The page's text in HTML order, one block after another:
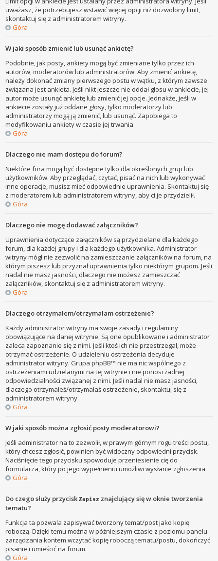
uważasz, że potrzebujesz wstawić więcej opcji niż dozwolony limit,
skontaktuj się z administratorem witryny.
Góra
W jaki sposób zmienić lub usunąć ankietę?
Podobnie, jak posty, ankiety mogą być zmieniane tylko przez ich
autorów, moderatorów lub administratorów. Aby zmienić ankietę,
należy dokonać zmiany pierwszego postu w wątku, z którym zawsze
związana jest ankieta. Jeśli nikt jeszcze nie oddał głosu w ankiecie, jej
autor może usunąć ankietę lub zmienić jej opcje. Jednakże, jeśli w
ankiecie zostały już oddane głosy, tylko moderatorzy lub
administratorzy mogą ją zmienić, lub usunąć. Zapobiega to
modyfikowaniu ankiety w czasie jej trwania.
Góra
Dlaczego nie mam dostępu do forum?
Niektóre fora mogą być dostępne tylko dla określonych grup lub
użytkowników. Aby przeglądać, czytać, pisać na nich lub wykonywać
inne operacje, musisz mieć odpowiednie uprawnienia. Skontaktuj się
z moderatorem lub administratorem witryny, aby ci je przydzielił.
Góra
Dlaczego nie mogę dodawać załączników?
Uprawnienia dotyczące załączników są przydzielane dla każdego
forum, dla każdej grupy i dla każdego użytkownika. Administrator
witryny mógł nie zezwolić na zamieszczanie załączników na forum, na
którym piszesz lub przyznał uprawnienia tylko niektórym grupom. Jeśli
nadal nie masz jasności, dlaczego nie możesz zamieszczać
załączników, skontaktuj się z administratorem witryny.
Góra
Dlaczego otrzymałem/otrzymałam ostrzeżenie?
Każdy administrator witryny ma swoje zasady i regulaminy
obowiązujące na danej witrynie. Są one opublikowane i administrator
zaleca zapoznanie się z nimi. Jeśli ktoś ich nie przestrzegał, może
otrzymać ostrzeżenie. O udzieleniu ostrzeżenia decyduje
administrator witryny. Grupa phpBB™ nie ma nic wspólnego z
ostrzeżeniami udzielanymi na tej witrynie i nie ponosi żadnej
odpowiedzialności związanej z nimi. Jeśli nadal nie masz jasności,
dlaczego otrzymałeś/otrzymałaś ostrzeżenie, skontaktuj się z
administratorem witryny.
Góra
W jaki sposób można zgłosić posty moderatorowi?
Jeśli administrator na to zezwolił, w prawym górnym rogu treści postu,
który chcesz zgłosić, powinien być widoczny odpowiedni przycisk.
Naciśnięcie tego przycisku spowoduje przeniesienie cię do
formularza, który po jego wypełnieniu umożliwi wysłanie zgłoszenia.
Góra
Do czego służy przyciskZapisz znajdujący się w oknie tworzenia
tematu?
Funkcja ta pozwala zapisywać tworzony temat/post jako kopię
roboczą. Dzięki temu można w późniejszym czasie z poziomu panelu
zarządzania kontem wczytać kopię roboczą tematu/postu, dokończyć
pisanie i umieścić na forum.
Góra